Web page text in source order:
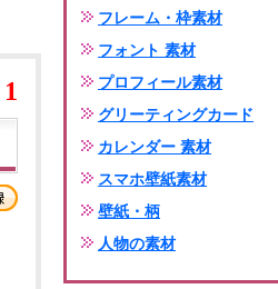
1
フレーム・枠素材
フォント 素材
プロフィール素材
グリーティングカード
カレンダー 素材
スマホ壁紙素材
壁紙・柄
人物の素材